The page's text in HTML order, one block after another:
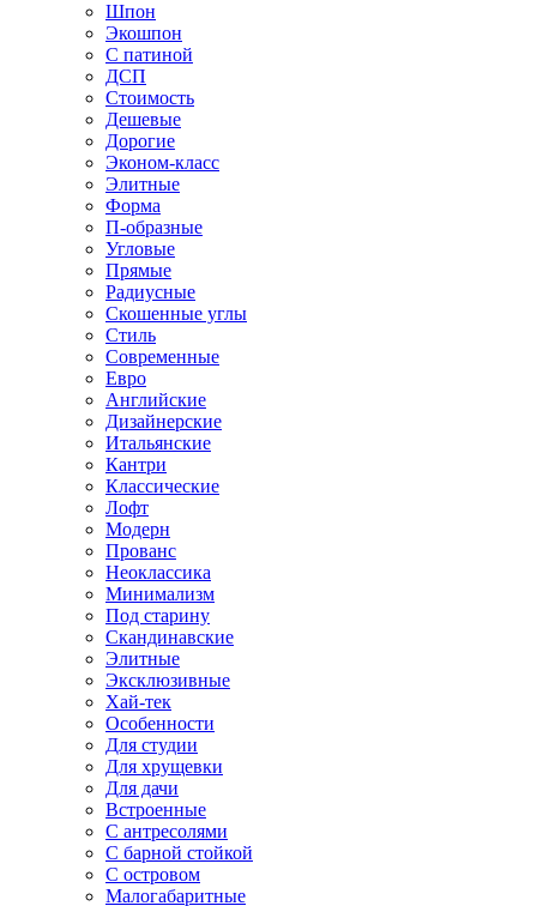
Шпон
Экошпон
С патиной
ДСП
Стоимость
Дешевые
Дорогие
Эконом-класс
Элитные
Форма
П-образные
Угловые
Прямые
Радиусные
Скошенные углы
Стиль
Современные
Евро
Английские
Дизайнерские
Итальянские
Кантри
Классические
Лофт
Модерн
Прованс
Неоклассика
Минимализм
Под старину
Скандинавские
Элитные
Эксклюзивные
Хай-тек
Особенности
Для студии
Для хрущевки
Для дачи
Встроенные
С антресолями
С барной стойкой
С островом
Малогабаритные